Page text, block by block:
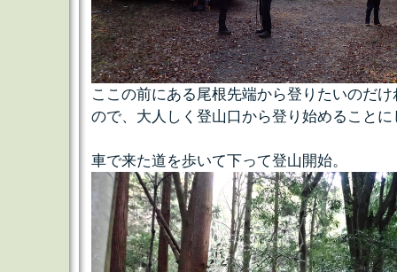
ここの前にある尾根先端から登りたいのだ
ので、大人しく登山口から登り始めることに
車で来た道を歩いて下って登山開始。